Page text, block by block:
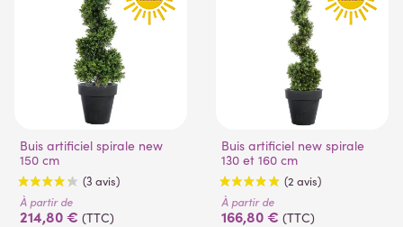
Buis artificiel spirale new
150 cm
À partir de
214,80 € (TTC)
Buis artificiel new spirale
130 et 160 cm
À partir de
166,80 € (TTC)